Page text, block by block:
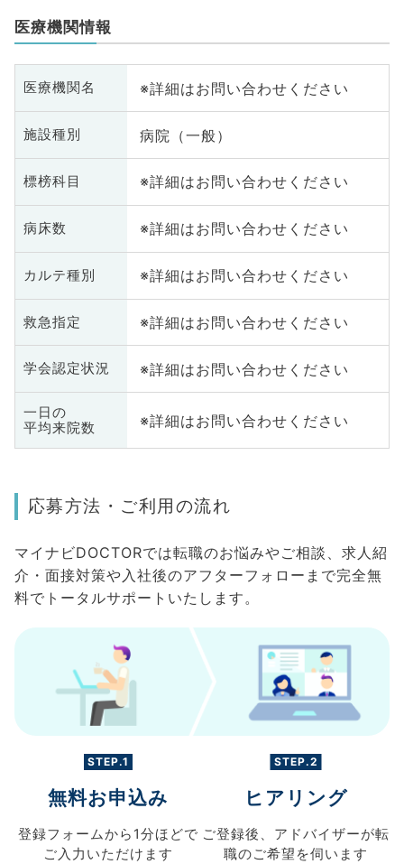
医療機関情報
医療機関名 ※詳細はお問い合わせください
施設種別 病院（一般）
標榜科目 ※詳細はお問い合わせください
病床数 ※詳細はお問い合わせください
カルテ種別 ※詳細はお問い合わせください
救急指定 ※詳細はお問い合わせください
学会認定状況 ※詳細はお問い合わせください
一日の
平均来院数
※詳細はお問い合わせください
応募方法・ご利用の流れ
マイナビDOCTORでは転職のお悩みやご相談、求人紹
介・面接対策や入社後のアフターフォローまで完全無
料でトータルサポートいたします。
STEP.1
無料お申込み
登録フォームから 1分ほどで
ご入力 いただけます
STEP.2
ヒアリング
ご登録後、 アドバイザーが転
職のご希望を伺います